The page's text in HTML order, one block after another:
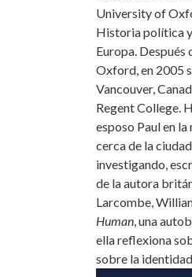
University of
Historia política
Europa. Después
Oxford, en 2005
Vancouver,
Regent College.
esposo Paul en
cerca de la
investigando,
de la autora
Larcombe,
Human, una
ella reflexiona
sobre la